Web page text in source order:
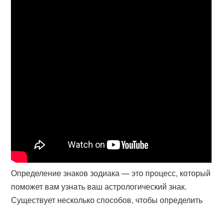
Определение знаков зодиака — это процесс, который
поможет вам узнать ваш астрологический знак.
Существует несколько способов, чтобы определить